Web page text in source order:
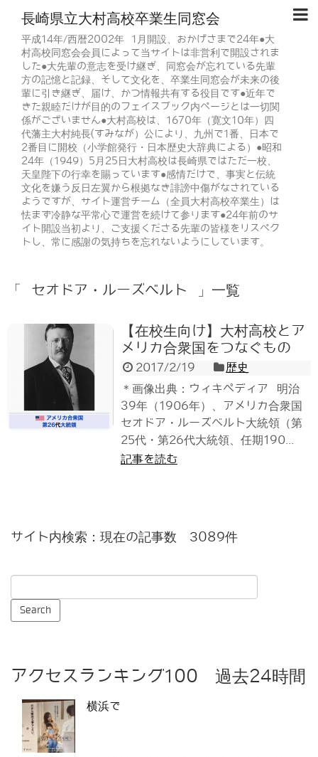
長崎県立大村高校卒業生同窓会
平成14年/西暦2002年 1月開設、おかげさまで24年●大
村高校同窓会会員によって当サイトは非営利で開設されま
した●大先輩の意志を受け継ぎ、同窓会が忘れている先輩
方の記憶と記録、そして文化を、卒業生同窓会が未来の後
輩に引き継ぎ、届け、かつ情報共有する役目です●近年で
きた親睦だけが目的のフェイスブック内ページとは一切関
係がございません●大村高校は、1670年（寛文10年）四
代藩主大村純長(すみなが）公により、九州で1番、日本で
2番目に開校（小学館発行・日本歴史大辞典による）●昭和
24年（1949）5月25日大村高校は長崎県ではただ一校、
天皇陛下の行幸を賜っています●感情だけで、事実と伝統
文化を嫌う反日左翼から根拠なき誹謗中傷がなされている
ようですが、サイト運営チーム（全員大村高校卒業生）は
怯まず冷静な平常心で運営を続けて参ります●24年前のサ
イト開設当初より、ご支援くださる先輩の皆様をリスペク
トし、常に感謝の気持ちを忘れないようにしています。
「 セオドア・ルーズベルト 」一覧
【在校生向け】大村高校とア
メリカ合衆国をつなぐもの
2017/2/19
歴史
＊画像出典：ウィキペディア 明治
39年（1906年）、アメリカ合衆国
セオドア・ルーズベルト大統領（第
25代・第26代大統領、任期190...
記事を読む
サイト内検索：現在の記事数 3089件
アクセスランキング100 過去24時間
横浜で